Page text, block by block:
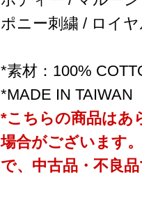
ポニー刺繍 / ロイ
*素材：100%
*MADE IN TAIWAN
*こちらの商品はあ
場合がございます
で、中古品・不良